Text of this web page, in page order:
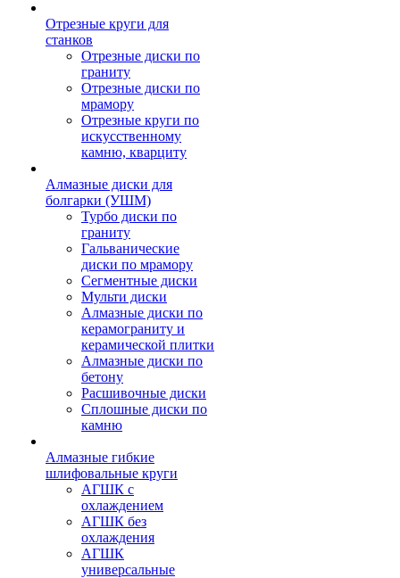
Отрезные круги для
станков
Отрезные диски по
граниту
Отрезные диски по
мрамору
Отрезные круги по
искусственному
камню, кварциту
Алмазные диски для
болгарки (УШМ)
Турбо диски по
граниту
Гальванические
диски по мрамору
Сегментные диски
Мульти диски
Алмазные диски по
керамограниту и
керамической плитки
Алмазные диски по
бетону
Расшивочные диски
Сплошные диски по
камню
Алмазные гибкие
шлифовальные круги
АГШК с
охлаждением
АГШК без
охлаждения
АГШК
универсальные